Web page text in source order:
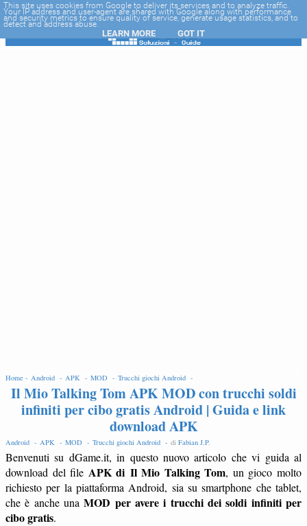
-->
Home - Android - APK - MOD - Trucchi giochi Android -
Il Mio Talking Tom APK MOD con trucchi soldi
infiniti per cibo gratis Android | Guida e link
download APK
Android - APK - MOD - Trucchi giochi Android - di Fabian J.P.
Benvenuti su dGame.it, in questo nuovo articolo che vi guida al
download del file APK di Il Mio Talking Tom, un gioco molto
richiesto per la piattaforma Android, sia su smartphone che tablet,
che è anche unaMOD per avere i trucchi dei soldi infiniti per
cibo gratis.
This site uses cookies from Google to deliver its services and to analyze traffic.
Your IP address and user-agent are shared with Google along with performance
and security metrics to ensure quality of service, generate usage statistics, and to
detect and address abuse.
LEARN MORE GOT IT